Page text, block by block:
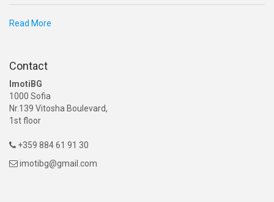
Read More
Contact
ImotiBG
1000 Sofia
Nr.139 Vitosha Boulevard,
1st floor
 +359 884 61 91 30
 imotibg@gmail.com